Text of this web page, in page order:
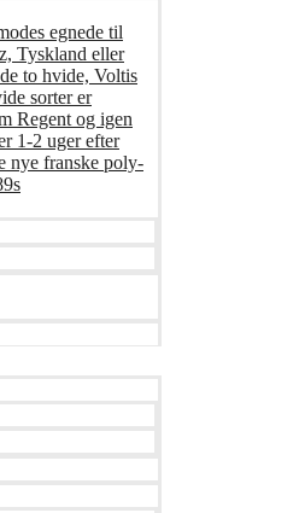
egnede til
Tyskland eller
to hvide, Voltis
sorter er
Regent og igen
1-2 uger efter
nye franske poly-